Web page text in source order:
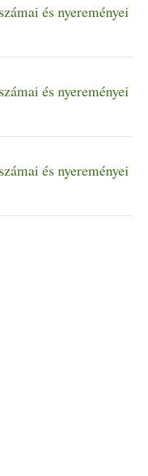
és nyereményei
és nyereményei
és nyereményei